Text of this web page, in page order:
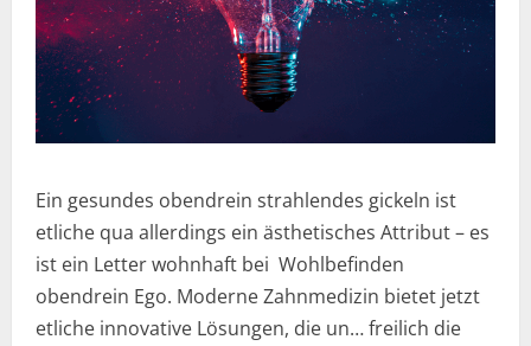
Ein gesundes obendrein strahlendes gickeln ist
etliche qua allerdings ein ästhetisches Attribut – es
ist ein Letter wohnhaft bei Wohlbefinden
obendrein Ego. Moderne Zahnmedizin bietet jetzt
etliche innovative Lösungen, die un… freilich die